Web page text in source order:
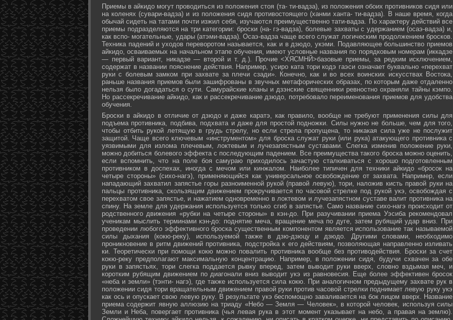
Приемы в айкидо могут проводиться из положения стоя (та- ти-вадза), из положения обоих противников сидя или
на коленях (сувари-вадза) и из положения сидя противостоящего (ханми ханта- ти-вадза). В наше время, когда
обычай сидеть на татами почти изжил себя, изучаются преимущественно тати-вадза. По характеру действий все
приемы подразделяются на три категории: броски (на- гэ-вадза), болевые захваты с удержанием (осаэ-вадза) и,
как вспо- могательные, удары (атэми-вадза). Осаэ-вадза чаще всего служат логическим продолжением бросков.
Техника падений и уходов переворотом называется, как и в дзюдо, укэми. Подавляющее большинство приемов
айкидо, осваиваемых на начальном этапе обучения, имеют условные названия по порядковым номерам (иккадзе
— первый вариант, никадзе — второй и т. д.). Прочие <ХЯСМНЙ>базовые приемы, за редким исключением,
содержат в названии пояснение действия. Например, усиро ката тори кодэ гаэси означает буквально «перехват
руки с болевым замком при захвате за плечи сзади». Конечно, как и во всех воинских искусствах Востока,
раньше названия приемов были зашифрованы в звучных метафорических образах, по которым даже отдаленно
нельзя было догадаться о сути. Самурайские кланы и дзэнские священники ревностно охраняли тайны кэмпо.
Но рассекречивание айкидо, как и рассекречивание дзюдо, потребовало переименования приемов для удобства
обучения.
Броски в айкидо в отличие от дзюдо и даже каратэ, как правило, вообще не требуют применения силы для
подъема противника, подбива, подхвата и даже для простой подножки. Силы нужно не больше, чем для того,
чтобы отбить рукой летящую в грудь стрелу, но если стрела пропущена, то никакая сила уже не послужит
защитой. Чаще всего ключевым «инструментом» для броска служат руки (или рука) атакующего противника с
уязвимыми для излома плечевым, локтевым и лучезапястным суставами. Слегка изменив положение руки,
можно добиться болевого эффекта с последующим падением. Все преимущества такого броска можно оценить,
если вспомнить, что на поле боя самураю приходилось зачастую сталкиваться с хорошо подготовленным
противником в доспехах, иногда с мечом или кинжалом. Наиболее типичен для техники айкидо «бросок на
четыре стороны» (сихо-нагэ), применяющийся как универсальное освобождение от захвата. Например, если
нападающий захватил запястье горы разноименной рукой (правой левую), тори, наложив кисть правой руки на
пальцы противника, скользящим движением прокручивается по часовой стрелке под рукой укэ, освобождая с
перехватом свое запястье, и нажатием одновременно в локтевом и лучезапястном суставе валит противника на
спину. На земле для удержания используется только сгиб в запястье. Само название сихо-нагэ происходит от
родственного движения «рубки на четыре стороны» в кэн-до. При разучивании приема Уэсиба рекомендовал
ученикам мыслить терминами кэн-до: поднятие меча, вращение меча по дуге, затем рубящий удар вниз. При
проведении любого эффективного броска существенным компонентом является использование так называемой
силы дыхания (кокю-реку), используемой также в дзю-дзюцу и дзюдо. Другими словами, необходимо
проникновение в ритм движений противника, подстройка к его действиям, позволяющая направленно изливать
ки. Теоретически при помощи кокю можно повалить противника вообще без противодействия. Броски за счет
кокю-реку предполагают максимальную концентрацию. Например, в положении сидя, будучи схвачен за обе
руки в запястьях, тори слегка поддается рывку вперед, затем выводит руки вверх, словно вздымая меч, и
коротким рубящим движением по диагонали вниз выводит укэ из равновесия. Еще более эффективен бросок
«неба и земли» (тэнти- нагэ), где также используется сила кокю. При аналогичном предыдущему захвате рук в
положении сидя тори вращательным движением правой руки против часовой стрелки поднимает левую руку укэ
как ось и опускает свою левую руку. В результате укэ беспомощно заваливается на бок лицом вверх. Название
приема содержит явную аллюзию на триаду «Небо — Земля — Человек», в которой человек, используя силы
Земли и Неба, повергает противника (чья левая рука в этот момент указывает на небо, а правая на землю).